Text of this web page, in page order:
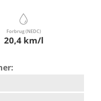
Forbrug (NEDC)
20,4 km/l